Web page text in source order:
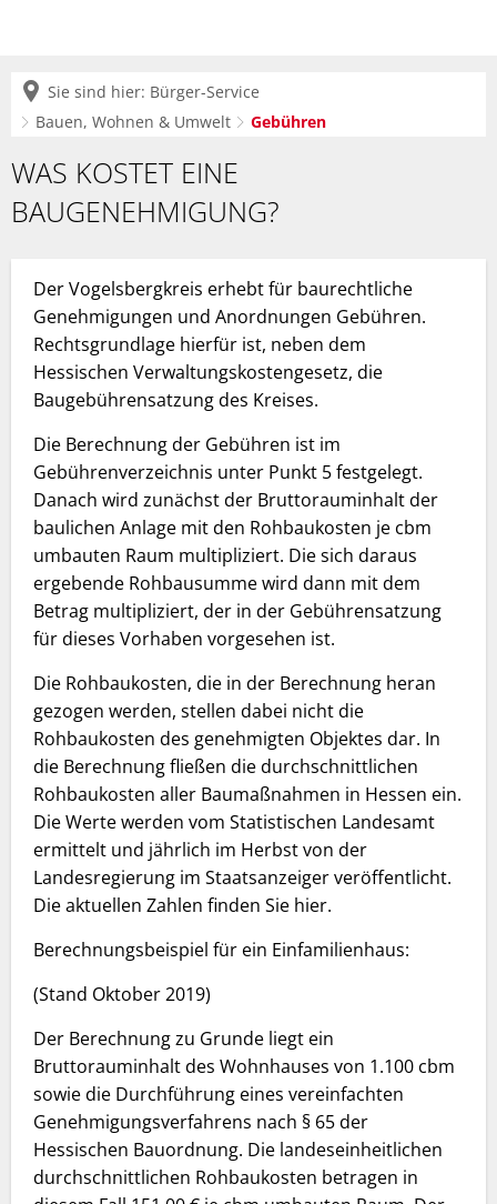
Sie sind hier: Bürger-Service
Bauen, Wohnen & Umwelt
Gebühren
Gebühren
WAS KOSTET EINE
BAUGENEHMIGUNG?
Der Vogelsbergkreis erhebt für baurechtliche
Genehmigungen und Anordnungen Gebühren.
Rechtsgrundlage hierfür ist, neben dem
Hessischen Verwaltungskostengesetz, die
Baugebührensatzung des Kreises.
Die Berechnung der Gebühren ist im
Gebührenverzeichnis unter Punkt 5 festgelegt.
Danach wird zunächst der Bruttorauminhalt der
baulichen Anlage mit den Rohbaukosten je cbm
umbauten Raum multipliziert. Die sich daraus
ergebende Rohbausumme wird dann mit dem
Betrag multipliziert, der in der Gebührensatzung
für dieses Vorhaben vorgesehen ist.
Die Rohbaukosten, die in der Berechnung heran
gezogen werden, stellen dabei nicht die
Rohbaukosten des genehmigten Objektes dar. In
die Berechnung fließen die durchschnittlichen
Rohbaukosten aller Baumaßnahmen in Hessen ein.
Die Werte werden vom Statistischen Landesamt
ermittelt und jährlich im Herbst von der
Landesregierung im Staatsanzeiger veröffentlicht.
Die aktuellen Zahlen finden Sie hier.
Berechnungsbeispiel für ein Einfamilienhaus:
(Stand Oktober 2019)
Der Berechnung zu Grunde liegt ein
Bruttorauminhalt des Wohnhauses von 1.100 cbm
sowie die Durchführung eines vereinfachten
Genehmigungsverfahrens nach § 65 der
Hessischen Bauordnung. Die landeseinheitlichen
durchschnittlichen Rohbaukosten betragen in